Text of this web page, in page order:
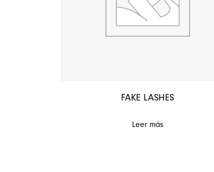
FAKE LASHES
Leer más